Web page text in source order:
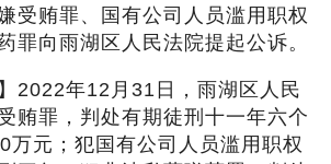
受贿罪、国有公司人员滥用职权
罪向雨湖区人民法院提起公诉。
年12月31日，雨湖区人民
贿罪，判处有期徒刑十一年六个
万元；犯国有公司人员滥用职权